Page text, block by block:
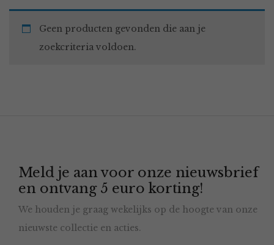
Geen producten gevonden die aan je
zoekcriteria voldoen.
Meld je aan voor onze nieuwsbrief
en ontvang 5 euro korting!
We houden je graag wekelijks op de hoogte van onze
nieuwste collectie en acties.